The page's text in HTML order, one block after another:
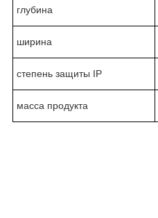
глубина
ширина
степень защиты IP
масса продукта